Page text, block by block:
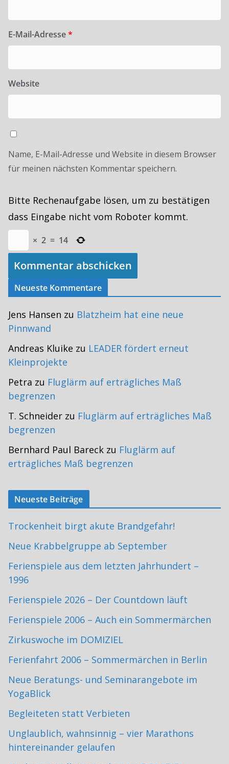
E-Mail-Adresse*
Website
Name, E-Mail-Adresse und Website in diesem Browser
für meinen nächsten Kommentar speichern.
Bitte Rechenaufgabe lösen, um zu bestätigen
dass Eingabe nicht vom Roboter kommt.
× 2 = 14
Neueste Kommentare
Jens Hansen zu Blatzheim hat eine neue
Pinnwand
Andreas Kluike zu LEADER fördert erneut
Kleinprojekte
Petra zu Fluglärm auf erträgliches Maß
begrenzen
T. Schneider zu Fluglärm auf erträgliches Maß
begrenzen
Bernhard Paul Bareck zu Fluglärm auf
erträgliches Maß begrenzen
Neueste Beiträge
Trockenheit birgt akute Brandgefahr!
Neue Krabbelgruppe ab September
Ferienspiele aus dem letzten Jahrhundert –
1996
Ferienspiele 2026 – Der Countdown läuft
Ferienspiele 2006 – Auch ein Sommermärchen
Zirkuswoche im DOMIZIEL
Ferienfahrt 2006 – Sommermärchen in Berlin
Neue Beratungs- und Seminarangebote im
YogaBlick
Begleiteten statt Verbieten
Unglaublich, wahnsinnig – vier Marathons
hintereinander gelaufen